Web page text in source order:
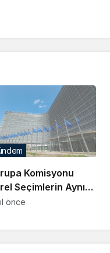
Komisyonu
Seçimlerin Aynı
Düzenlenmesini
önce